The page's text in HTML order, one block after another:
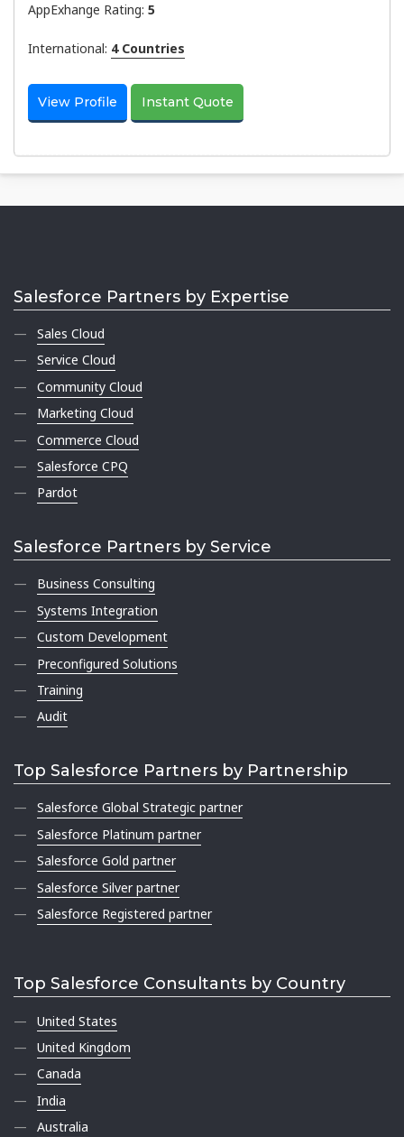
AppExhange Rating: 5
International: 4 Countries
View Profile Instant Quote
Salesforce Partners by Expertise
Sales Cloud
Service Cloud
Community Cloud
Marketing Cloud
Commerce Cloud
Salesforce CPQ
Pardot
Salesforce Partners by Service
Business Consulting
Systems Integration
Custom Development
Preconfigured Solutions
Training
Audit
Top Salesforce Partners by Partnership
Salesforce Global Strategic partner
Salesforce Platinum partner
Salesforce Gold partner
Salesforce Silver partner
Salesforce Registered partner
Top Salesforce Consultants by Country
United States
United Kingdom
Canada
India
Australia